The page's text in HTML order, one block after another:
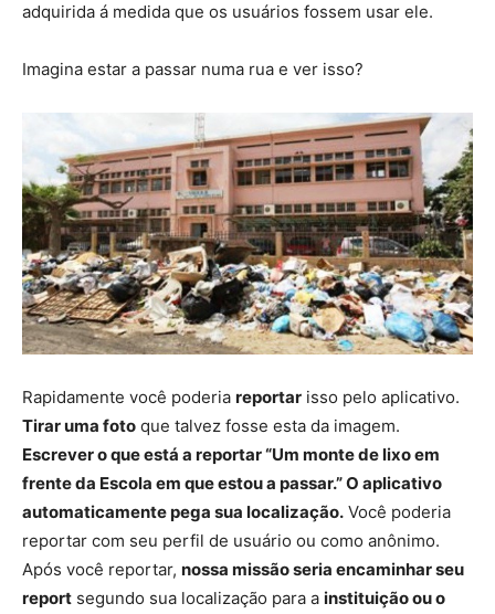
adquirida á medida que os usuários fossem usar ele.
Imagina estar a passar numa rua e ver isso?
Rapidamente você poderia reportar isso pelo aplicativo.
Tirar uma foto que talvez fosse esta da imagem.
Escrever o que está a reportar “Um monte de lixo em
frente da Escola em que estou a passar.” O aplicativo
automaticamente pega sua localização. Você poderia
reportar com seu perfil de usuário ou como anônimo.
Após você reportar, nossa missão seria encaminhar seu
report segundo sua localização para a instituição ou o